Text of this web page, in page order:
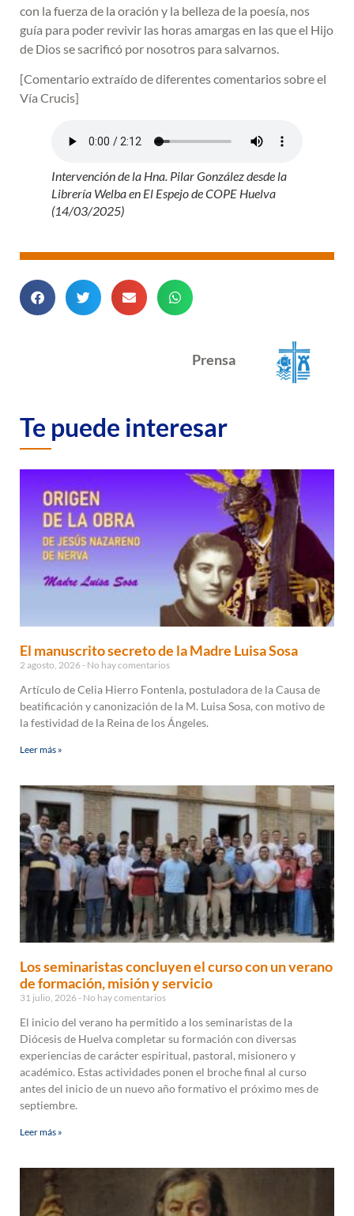
con la fuerza de la oración y la belleza de la poesía, nos
guía para poder revivir las horas amargas en las que el Hijo
de Dios se sacrificó por nosotros para salvarnos.
[Comentario extraído de diferentes comentarios sobre el
Vía Crucis]
Intervención de la Hna. Pilar González desde la
Librería Welba en El Espejo de COPE Huelva
(14/03/2025)
Prensa
Te puede interesar
El manuscrito secreto de la Madre Luisa Sosa
2 agosto, 2026 No hay comentarios
Artículo de Celia Hierro Fontenla, postuladora de la Causa de
beatificación y canonización de la M. Luisa Sosa, con motivo de
la festividad de la Reina de los Ángeles.
Leer más »
Los seminaristas concluyen el curso con un verano
de formación, misión y servicio
31 julio, 2026 No hay comentarios
El inicio del verano ha permitido a los seminaristas de la
Diócesis de Huelva completar su formación con diversas
experiencias de carácter espiritual, pastoral, misionero y
académico. Estas actividades ponen el broche final al curso
antes del inicio de un nuevo año formativo el próximo mes de
septiembre.
Leer más »